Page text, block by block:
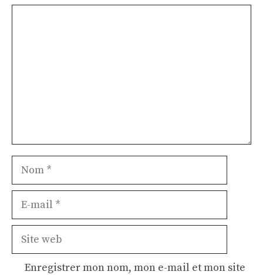
Nom
Site
Enregistrer mon nom, mon e-mail et mon site